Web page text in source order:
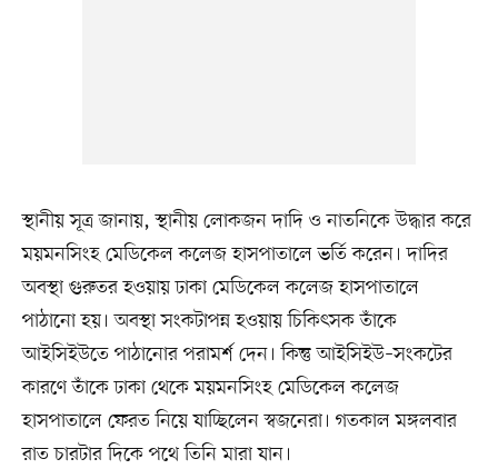
স্থানীয় সূত্র জানায়, স্থানীয় লোকজন দাদি ও নাতনিকে উদ্ধার করে
ময়মনসিংহ মেডিকেল কলেজ হাসপাতালে ভর্তি করেন। দাদির
অবস্থা গুরুতর হওয়ায় ঢাকা মেডিকেল কলেজ হাসপাতালে
পাঠানো হয়। অবস্থা সংকটাপন্ন হওয়ায় চিকিৎসক তাঁকে
আইসিইউতে পাঠানোর পরামর্শ দেন। কিন্তু আইসিইউ–সংকটের
কারণে তাঁকে ঢাকা থেকে ময়মনসিংহ মেডিকেল কলেজ
হাসপাতালে ফেরত নিয়ে যাচ্ছিলেন স্বজনেরা। গতকাল মঙ্গলবার
রাত চারটার দিকে পথে তিনি মারা যান।